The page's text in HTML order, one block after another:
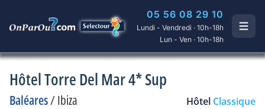
05 56 08 29 10
Lundi - Vendredi · 10h-18h
Lun - Ven · 10h-18h
Hôtel Torre Del Mar 4* Sup
Baléares/Ibiza Hôtel Classique